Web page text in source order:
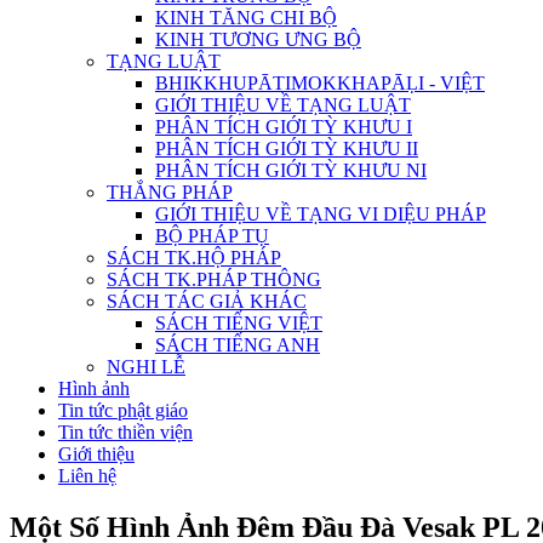
KINH TĂNG CHI BỘ
KINH TƯƠNG ƯNG BỘ
TẠNG LUẬT
BHIKKHUPĀTIMOKKHAPĀḶI - VIỆT
GIỚI THIỆU VỀ TẠNG LUẬT
PHÂN TÍCH GIỚI TỲ KHƯU I
PHÂN TÍCH GIỚI TỲ KHƯU II
PHÂN TÍCH GIỚI TỲ KHƯU NI
THẮNG PHÁP
GIỚI THIỆU VỀ TẠNG VI DIỆU PHÁP
BỘ PHÁP TỤ
SÁCH TK.HỘ PHÁP
SÁCH TK.PHÁP THÔNG
SÁCH TÁC GIẢ KHÁC
SÁCH TIẾNG VIỆT
SÁCH TIẾNG ANH
NGHI LỄ
Hình ảnh
Tin tức phật giáo
Tin tức thiền viện
Giới thiệu
Liên hệ
Một Số Hình Ảnh Đêm Đầu Đà Vesak PL